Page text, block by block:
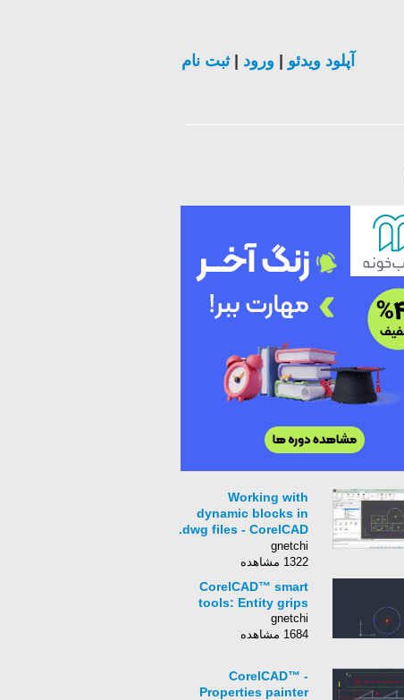
آپلود ویدئو ورود |ثبت نام
Working with
dynamic blocks in
.dwg files - CorelCAD
2015
gnetchi
1322 مشاهده
CorelCAD™ smart
tools: Entity grips
gnetchi
1684 مشاهده
CorelCAD™ -
Properties painter